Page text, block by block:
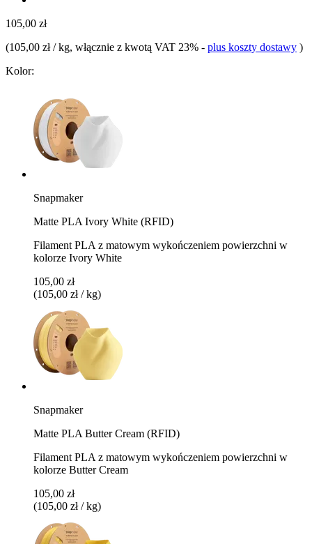
105,00 zł
(105,00 zł / kg, włącznie z kwotą VAT 23% - plus koszty dostawy )
Kolor:
Snapmaker
Matte PLA Ivory White (RFID)
Filament PLA z matowym wykończeniem powierzchni w
kolorze Ivory White
105,00 zł
(105,00 zł / kg)
Snapmaker
Matte PLA Butter Cream (RFID)
Filament PLA z matowym wykończeniem powierzchni w
kolorze Butter Cream
105,00 zł
(105,00 zł / kg)